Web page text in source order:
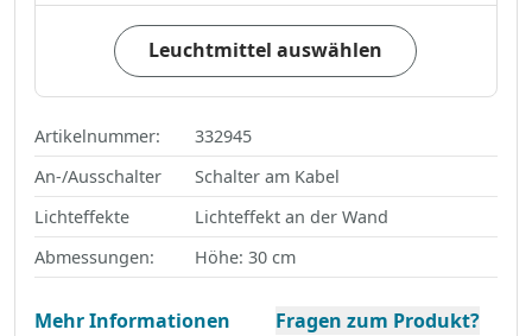
Leuchtmittel auswählen
Artikelnummer:
332945
An-/Ausschalter
Schalter am Kabel
Lichteffekte
Lichteffekt an der Wand
Abmessungen:
Höhe: 30 cm
Mehr Informationen Fragen zum Produkt?